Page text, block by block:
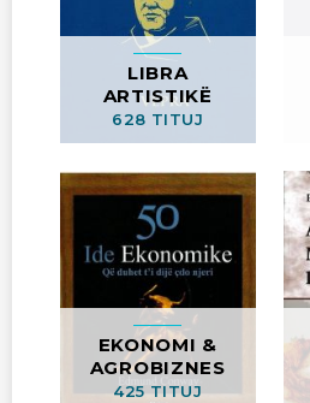
LIBRA
ARTISTIKË
628 TITUJ
EKONOMI &
AGROBIZNES
425 TITUJ